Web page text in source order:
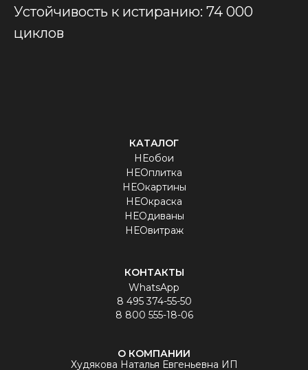
Устойчивость к истиранию: 74 000
циклов
КАТАЛОГ
НЕобои
НЕОплитка
НЕОкартины
НЕОкраска
НЕОдиваны
НЕОвитраж
КОНТАКТЫ
WhatsApp
8 495 374-55-50
8 800 555-18-06
Худякова Наталья Евгеньевна ИП
О КОМПАНИИ